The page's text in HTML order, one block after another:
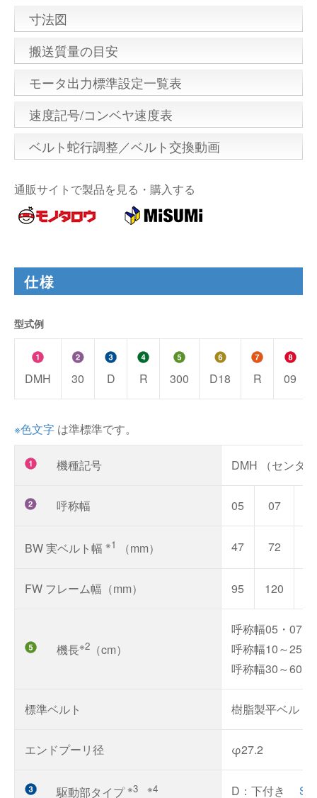
寸法図
搬送質量の目安
モータ出力標準設定一覧表
速度記号/コンベヤ速度表
ベルト蛇行調整／ベルト交換動画
通販サイトで製品を見る・購入する
仕様
型式例
DMH 30 D R 300 D18 R 09
※色文字 は準標準です。
機種記号 DMH （センタ
呼称幅 05 07
BW 実ベルト幅 ※1 （mm） 47 72
FW フレーム幅（mm） 95 120
機長※2 （cm）
呼称幅05・07
呼称幅10～25
呼称幅30～60
標準ベルト 樹脂製平ベルト
エンドプーリ径 φ27.2
駆動部タイプ※3 ※4 D：下付き S